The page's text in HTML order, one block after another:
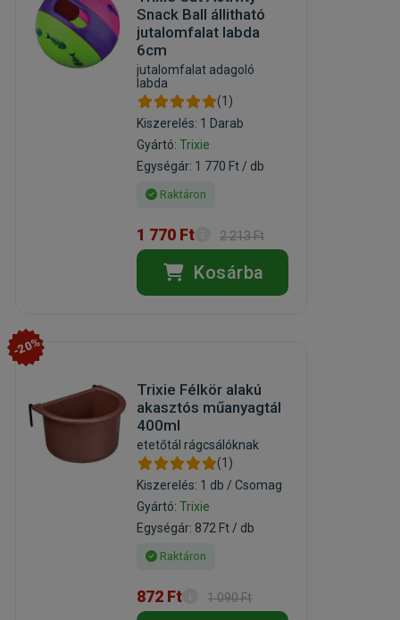
Snack Ball állitható
jutalomfalat labda
6cm
jutalomfalat adagoló
labda
(1)
Kiszerelés: 1 Darab
Gyártó:Trixie
Egységár: 1 770 Ft / db
Raktáron
1 770 Ft 2 213 Ft
Kosárba
-20%
Trixie Félkör alakú
akasztós műanyagtál
400ml
etetőtál rágcsálóknak
(1)
Kiszerelés: 1 db / Csomag
Gyártó:Trixie
Egységár: 872 Ft / db
Raktáron
872 Ft 1 090 Ft